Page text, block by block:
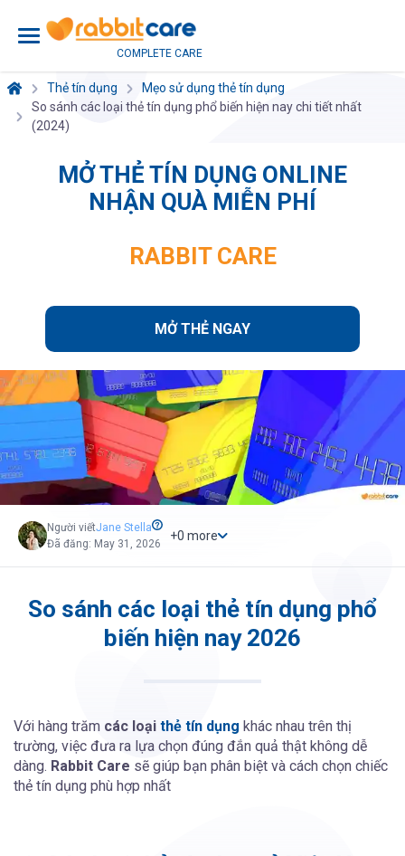
COMPLETE CARE
Thẻ tín dụng
Mẹo sử dụng thẻ tín dụng
So sánh các loại thẻ tín dụng phổ biến hiện nay chi tiết nhất
(2024)
MỞ THẺ TÍN DỤNG ONLINE
NHẬN QUÀ MIỄN PHÍ
RABBIT CARE
MỞ THẺ NGAY
Người viếtJane Stella
Đã đăng: May 31, 2026
+0 more
So sánh các loại thẻ tín dụng phổ
biến hiện nay 2026
Với hàng trăm các loại thẻ tín dụng khác nhau trên thị
trường, việc đưa ra lựa chọn đúng đắn quả thật không dễ
dàng. Rabbit Care sẽ giúp bạn phân biệt và cách chọn chiếc
thẻ tín dụng phù hợp nhất